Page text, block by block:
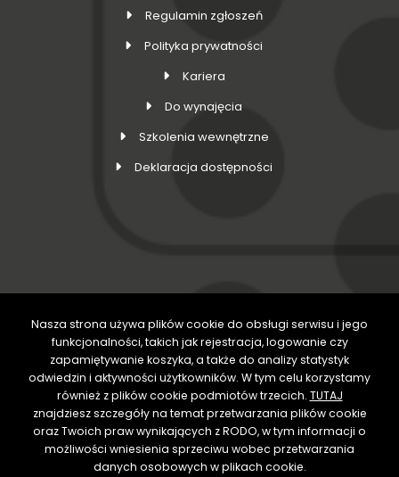
Regulamin zgłoszeń
Polityka prywatności
Kariera
Do wynajęcia
Szkolenia wewnętrzne
Deklaracja dostępności
DOŁĄCZ DO NAS
Nasza strona używa plików cookie do obsługi serwisu i jego
funkcjonalności, takich jak rejestracja, logowanie czy
zapamiętywanie koszyka, a także do analizy statystyk
odwiedzin i aktywności użytkowników. W tym celu korzystamy
również z plików cookie podmiotów trzecich. TUTAJ
znajdziesz szczegóły na temat przetwarzania plików cookie
oraz Twoich praw wynikających z RODO, w tym informacji o
możliwości wniesienia sprzeciwu wobec przetwarzania
danych osobowych w plikach cookie.